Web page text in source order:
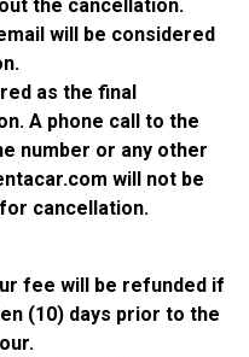
the cancellation.
will be considered
as the final
A phone call to the
number or any other
will not be
cancellation.
fee will be refunded if
(10) days prior to the